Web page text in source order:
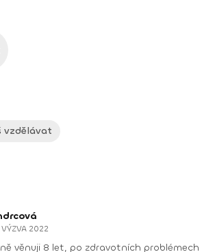
vzdělávat
VÝZVA 2022
věnuji 8 let, po zdravotních problémech